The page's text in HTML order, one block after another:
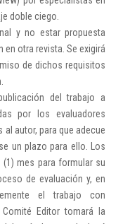
doble ciego.
y no estar propuesta
otra revista. Se exigirá
de dichos requisitos
del trabajo a
por los evaluadores
autor, para que adecue
un plazo para ello. Los
mes para formular su
de evaluación y, en
el trabajo con
Editor tomará la